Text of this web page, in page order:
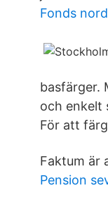
Fonds
basfärger.
och enkelt
För att
Faktum är
Pension